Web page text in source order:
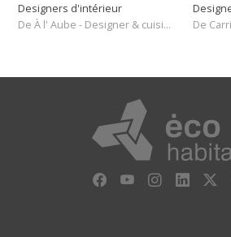
Designers d'intérieur
De À l' Aube - Designer & cuisiniste
De